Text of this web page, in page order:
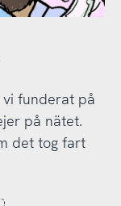
funderat på
på nätet.
det tog fart